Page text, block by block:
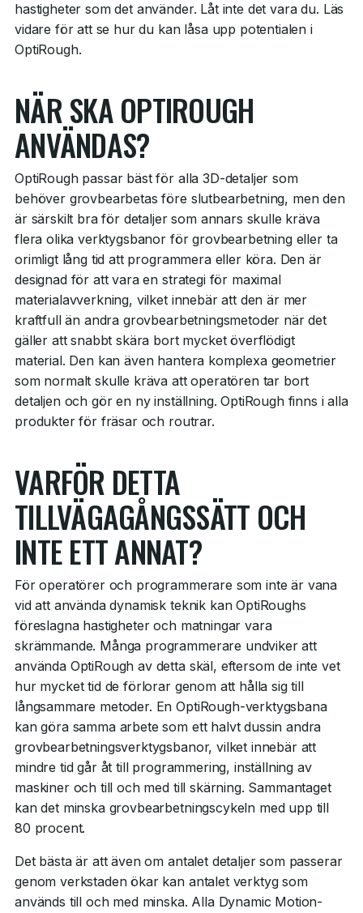
hastigheter som det använder. Låt inte det vara du. Läs
vidare för att se hur du kan låsa upp potentialen i
OptiRough.
NÄR SKA OPTIROUGH
ANVÄNDAS?
OptiRough passar bäst för alla 3D-detaljer som
behöver grovbearbetas före slutbearbetning, men den
är särskilt bra för detaljer som annars skulle kräva
flera olika verktygsbanor för grovbearbetning eller ta
orimligt lång tid att programmera eller köra. Den är
designad för att vara en strategi för maximal
materialavverkning, vilket innebär att den är mer
kraftfull än andra grovbearbetningsmetoder när det
gäller att snabbt skära bort mycket överflödigt
material. Den kan även hantera komplexa geometrier
som normalt skulle kräva att operatören tar bort
detaljen och gör en ny inställning. OptiRough finns i alla
produkter för fräsar och routrar.
VARFÖR DETTA
TILLVÄGAGÅNGSSÄTT OCH
INTE ETT ANNAT?
För operatörer och programmerare som inte är vana
vid att använda dynamisk teknik kan OptiRoughs
föreslagna hastigheter och matningar vara
skrämmande. Många programmerare undviker att
använda OptiRough av detta skäl, eftersom de inte vet
hur mycket tid de förlorar genom att hålla sig till
långsammare metoder. En OptiRough-verktygsbana
kan göra samma arbete som ett halvt dussin andra
grovbearbetningsverktygsbanor, vilket innebär att
mindre tid går åt till programmering, inställning av
maskiner och till och med till skärning. Sammantaget
kan det minska grovbearbetningscykeln med upp till
80 procent.
Det bästa är att även om antalet detaljer som passerar
genom verkstaden ökar kan antalet verktyg som
används till och med minska. Alla Dynamic Motion-